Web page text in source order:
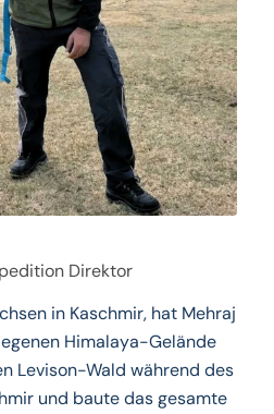
Direktor
in Kaschmir, hat Mehraj
Himalaya-Gelände
Levison-Wald während des
und baute das gesamte